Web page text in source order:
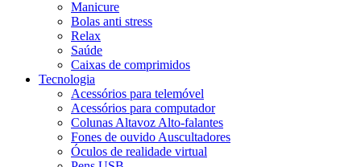
Manicure
Bolas anti stress
Relax
Saúde
Caixas de comprimidos
Tecnologia
Acessórios para telemóvel
Acessórios para computador
Colunas Altavoz Alto-falantes
Fones de ouvido Auscultadores
Óculos de realidade virtual